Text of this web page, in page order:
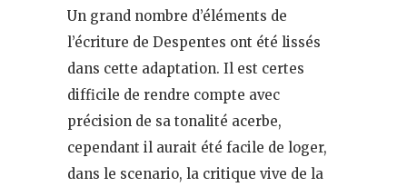
Un grand nombre d’éléments de
l’écriture de Despentes ont été lissés
dans cette adaptation. Il est certes
difficile de rendre compte avec
précision de sa tonalité acerbe,
cependant il aurait été facile de loger,
dans le scenario, la critique vive de la